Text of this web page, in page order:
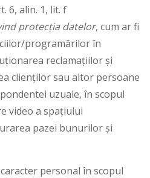
6, alin. 1, lit. f
protecția datelor, cum ar fi
programărilor în
reclamațiilor și
clienților sau altor persoane
uzuale, în scopul
video a spațiului
pazei bunurilor și
personal în scopul